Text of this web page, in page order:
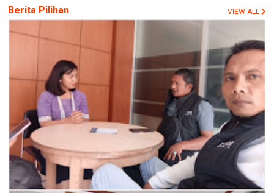
Berita Pilihan VIEW ALL